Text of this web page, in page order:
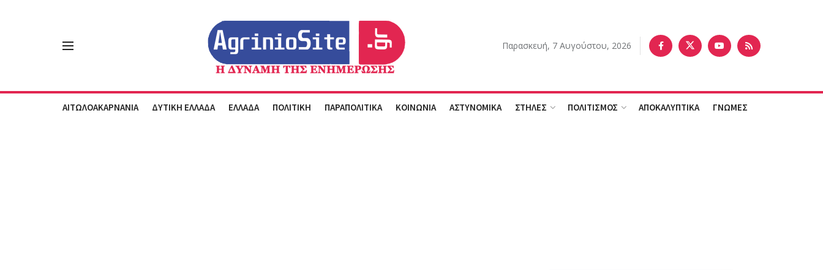
Παρασκευή, 7 Αυγούστου, 2026
ΑΙΤΩΛΟΑΚΑΡΝΑΝΙΑ ΔΥΤΙΚΗ ΕΛΛΑΔΑ ΕΛΛΑΔΑ ΠΟΛΙΤΙΚΗ ΠΑΡΑΠΟΛΙΤΙΚΑ ΚΟΙΝΩΝΙΑ ΑΣΤΥΝΟΜΙΚΑ ΣΤΗΛΕΣ ΠΟΛΙΤΙΣΜΟΣ ΑΠΟΚΑΛΥΠΤΙΚΑ ΓΝΩΜΕΣ